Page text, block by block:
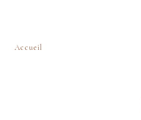
Accueil